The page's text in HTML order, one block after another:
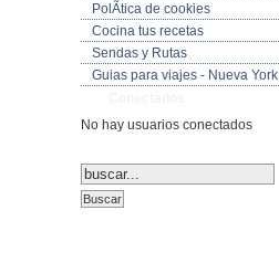
PolÃ­tica de cookies
Cocina tus recetas
Sendas y Rutas
Guias para viajes - Nueva York
No hay usuarios conectados